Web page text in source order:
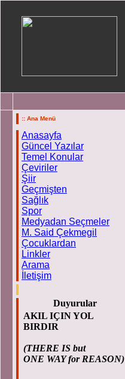
:: Ana Menü
Anasayfa
Güncel Yazılar
Temel Konular
Çeviriler
Şiir
Geçmişten
Sağlık
Spor
Medyadan Seçmeler
M. Said Çekmegil
Çocuklardan
Linkler
Arama
İletişim
Duyurular
AKIL IÇIN YOL
BIRDIR
(THERE IS but
ONE WAY for REASON)